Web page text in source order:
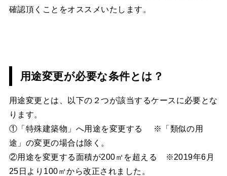
確認頂くことをオススメいたします。
用途変更が必要な条件とは？
用途変更とは、以下の２つが該当するケースに必要とな
ります。
①「特殊建築物」へ用途を変更する ※「類似の用
途」の変更の場合は除く。
②用途を変更する面積が200㎡を超える ※2019年6月
25日より100㎡から改正されました。